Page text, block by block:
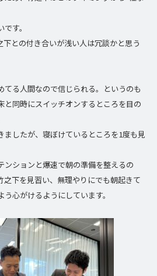
す。
下との付き合いが浅い人は冗談かと思う
てる人間なので信じられる。というのも
と同時にスイッチオンするところを目の
ましたが、寝ぼけているところを1度も見
ンションと爆速で朝の準備を整えるの
之下を見習い、無理やりにでも朝起きて
心がけるようにしています。